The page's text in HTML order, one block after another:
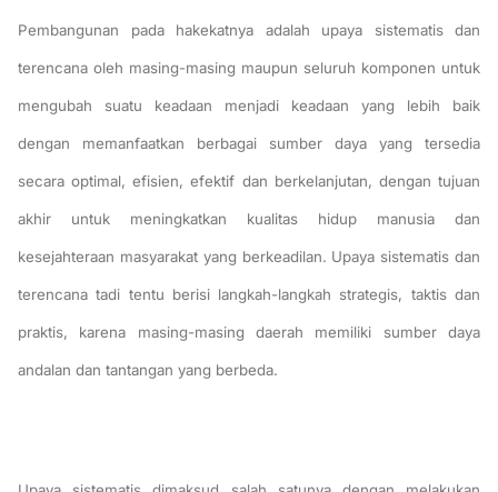
Pembangunan pada hakekatnya adalah upaya sistematis dan
terencana oleh masing-masing maupun seluruh komponen untuk
mengubah suatu keadaan menjadi keadaan yang lebih baik
dengan memanfaatkan berbagai sumber daya yang tersedia
secara optimal, efisien, efektif dan berkelanjutan, dengan tujuan
akhir untuk meningkatkan kualitas hidup manusia dan
kesejahteraan masyarakat yang berkeadilan. Upaya sistematis dan
terencana tadi tentu berisi langkah-langkah strategis, taktis dan
praktis, karena masing-masing daerah memiliki sumber daya
andalan dan tantangan yang berbeda.